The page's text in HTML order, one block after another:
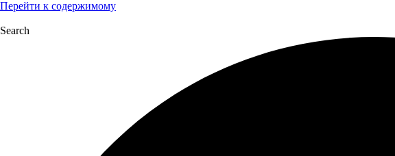
Перейти к содержимому
Search